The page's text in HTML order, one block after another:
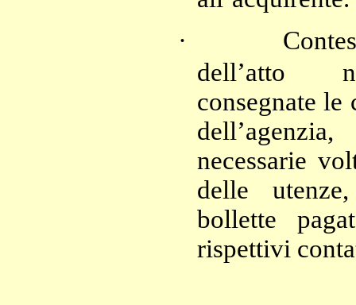
·
dell’atto
consegnate
necessarie
delle
bollette
rispettivi